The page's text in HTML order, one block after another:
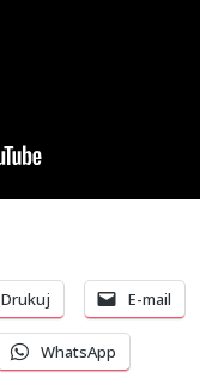
Drukuj E-mail
WhatsApp